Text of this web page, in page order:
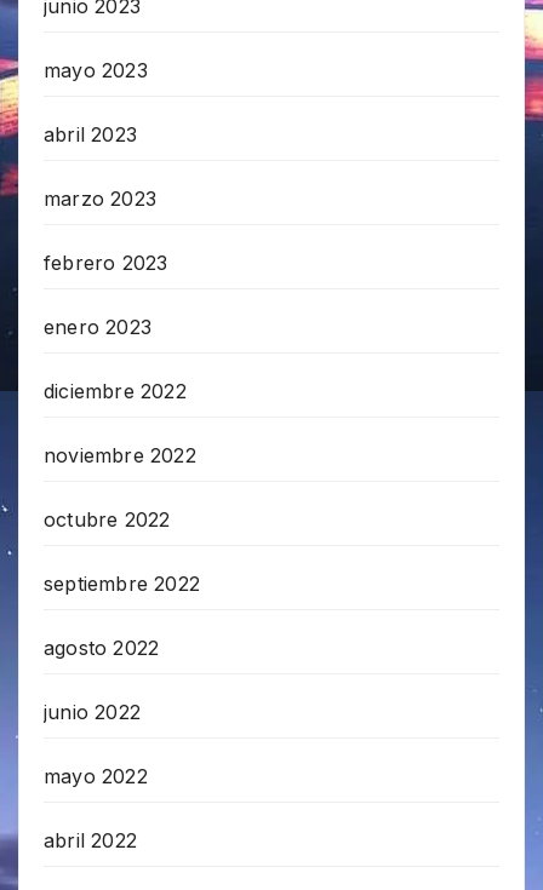
junio 2023
mayo 2023
abril 2023
marzo 2023
febrero 2023
enero 2023
diciembre 2022
noviembre 2022
octubre 2022
septiembre 2022
agosto 2022
junio 2022
mayo 2022
abril 2022